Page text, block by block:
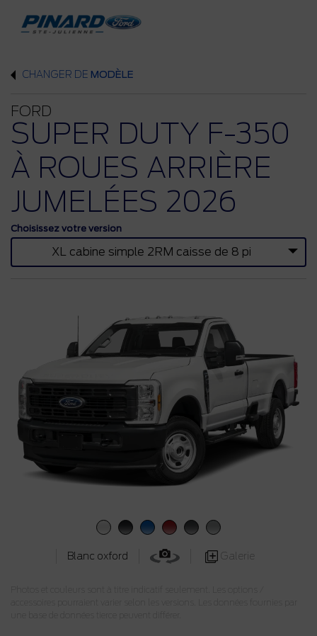
CHANGER DE MODÈLE
FORD
SUPER DUTY F-350
À ROUES ARRIÈRE
JUMELÉES 2026
Choisissez votre version
XL cabine simple 2RM caisse de 8 pi
Blanc oxford Galerie